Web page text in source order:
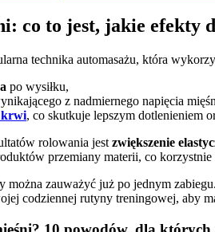
co to jest, jakie efekty
technika automasażu, która
po wysiłku,
z nadmiernego napięcia
krwi, co skutkuje lepszym dotlenieniem
rolowania jest zwiększenie
przemiany materii, co
można zauważyć już po jednym
codziennej rutyny treningowej, aby